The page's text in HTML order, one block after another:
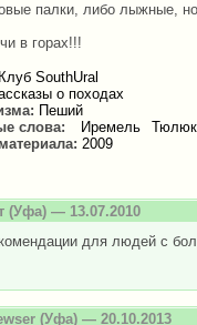
палки, либо лыжные,
в горах!!!
Клуб SouthUral
о походах
Пеший
слова:
Иремель
Тюлюк
2009
(Уфа) — 13.07.2010
для людей с
(Уфа) — 20.10.2013